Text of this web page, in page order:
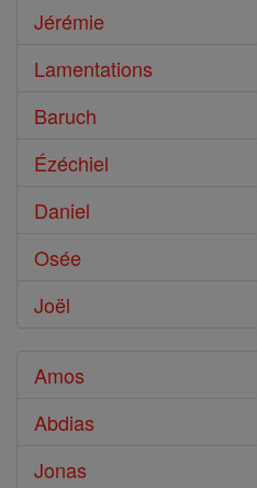
Jérémie
Lamentations
Baruch
Ézéchiel
Daniel
Osée
Joël
Amos
Abdias
Jonas